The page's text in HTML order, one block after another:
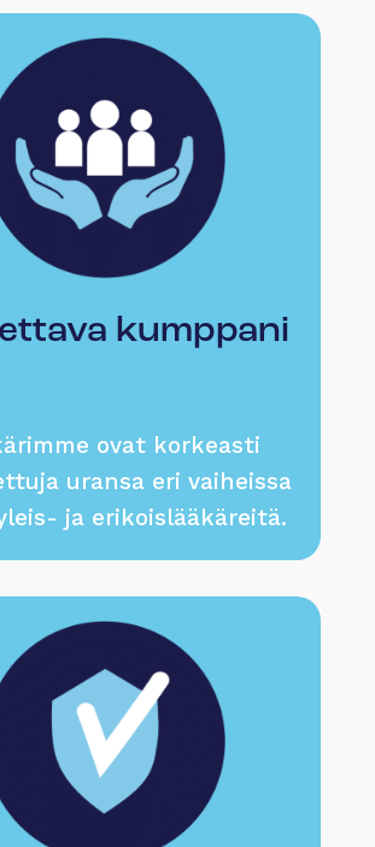
kumppani
ovat korkeasti
uransa eri vaiheissa
ja erikoislääkäreitä.